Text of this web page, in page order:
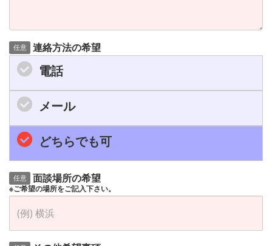
任意 連絡方法の希望
電話
メール
どちらでも可
任意 面談場所の希望
※ご希望の場所をご記入下さい。